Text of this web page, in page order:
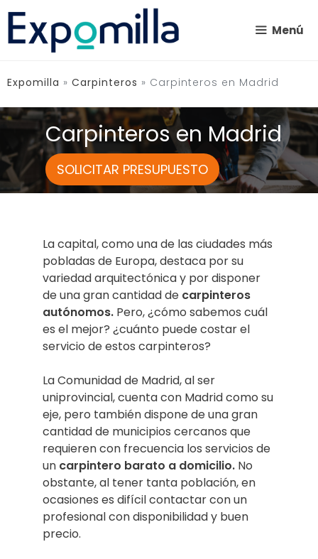
Saltar
contenido
Menú
Expomilla » Carpinteros » Carpinteros en Madrid
Carpinteros en Madrid
SOLICITAR PRESUPUESTO
La capital, como una de las ciudades más
pobladas de Europa, destaca por su
variedad arquitectónica y por disponer
de una gran cantidad de carpinteros
autónomos. Pero, ¿cómo sabemos cuál
es el mejor? ¿cuánto puede costar el
servicio de estos carpinteros?
La Comunidad de Madrid, al ser
uniprovincial, cuenta con Madrid como su
eje, pero también dispone de una gran
cantidad de municipios cercanos que
requieren con frecuencia los servicios de
un carpintero barato a domicilio. No
obstante, al tener tanta población, en
ocasiones es difícil contactar con un
profesional con disponibilidad y buen
precio.